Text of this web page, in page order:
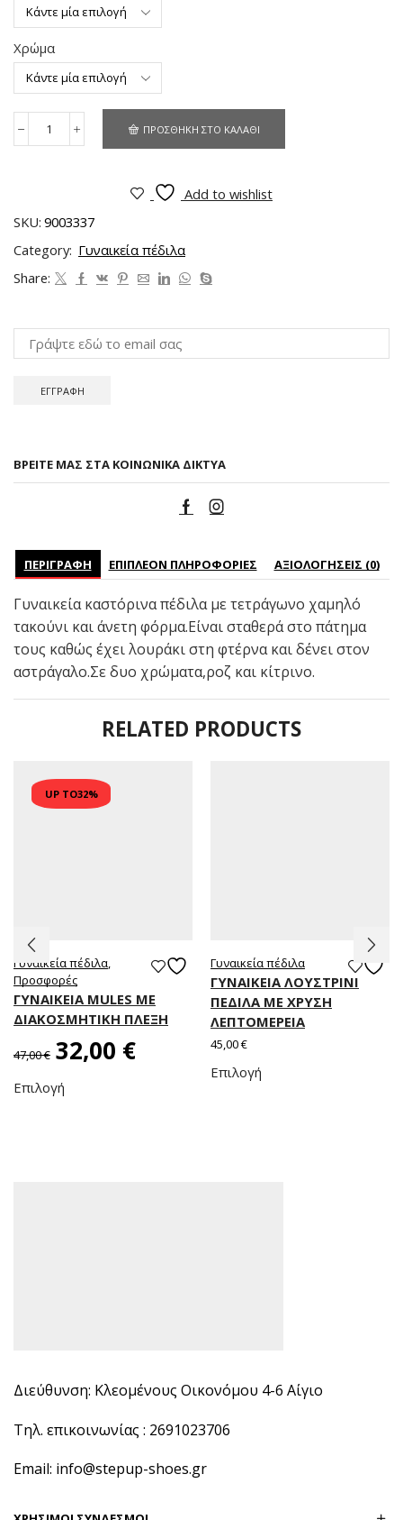
Χρώμα
ΠΡΟΣΘΉΚΗ ΣΤΟ ΚΑΛΆΘΙ
Add to wishlist
SKU: 9003337
Category: Γυναικεία πέδιλα
Share:
ΒΡΕΊΤΕ ΜΑΣ ΣΤΑ ΚΟΙΝΩΝΙΚΆ ΔΊΚΤΥΑ
ΠΕΡΙΓΡΑΦΉ ΕΠΙΠΛΈΟΝ ΠΛΗΡΟΦΟΡΊΕΣ ΑΞΙΟΛΟΓΉΣΕΙΣ (0)
Γυναικεία καστόρινα πέδιλα με τετράγωνο χαμηλό
τακούνι και άνετη φόρμα.Είναι σταθερά στο πάτημα
τους καθώς έχει λουράκι στη φτέρνα και δένει στον
αστράγαλο.Σε δυο χρώματα,ροζ και κίτρινο.
RELATED PRODUCTS
UP TO32%
Γυναικεία πέδιλα,
Προσφορές
ΓΥΝΑΙΚΕΙΑ MULES ΜΕ
ΔΙΑΚΟΣΜΗΤΙΚΗ ΠΛΕΞΗ
47,00€ 32,00 €
Επιλογή
Γυναικεία πέδιλα
ΓΥΝΑΙΚΕΙΑ ΛΟΥΣΤΡΙΝΙ
ΠΕΔΙΛΑ ΜΕ ΧΡΥΣΗ
ΛΕΠΤΟΜΕΡΕΙΑ
45,00€
Επιλογή
Διεύθυνση: Κλεομένους Οικονόμου 4-6 Αίγιο
Τηλ. επικοινωνίας : 2691023706
Email: info@stepup-shoes.gr